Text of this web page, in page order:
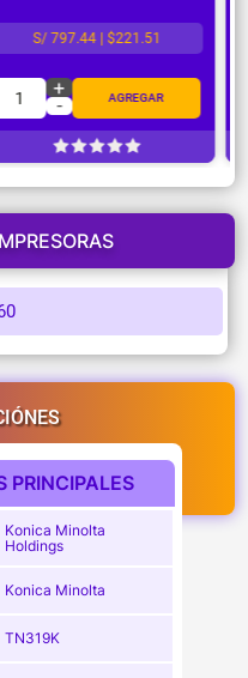
S/ 797.44 | $221.51
+
- AGREGAR
PRINCIPALES
Konica Minolta
Holdings
Konica Minolta
TN319K